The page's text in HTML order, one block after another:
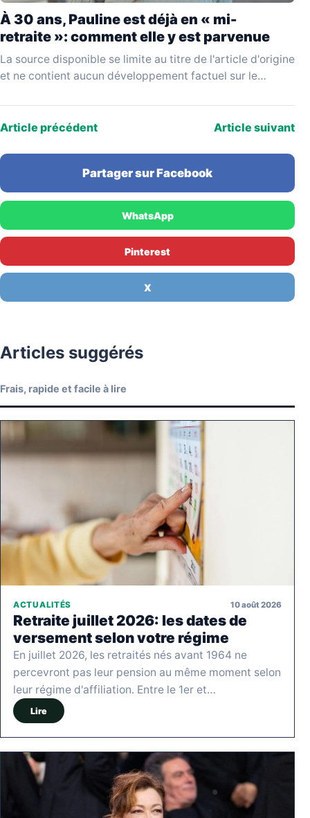
À 30 ans, Pauline est déjà en « mi-
retraite »: comment elle y est parvenue
La source disponible se limite au titre de l'article d'origine
et ne contient aucun développement factuel sur le
Article précédent Article suivant
Partager sur Facebook
WhatsApp
Pinterest
X
Articles suggérés
Frais, rapide et facile à lire
ACTUALITÉS 10 août 2026
Retraite juillet 2026: les dates de
versement selon votre régime
En juillet 2026, les retraités nés avant 1964 ne
percevront pas leur pension au même moment selon
leur régime d'affiliation. Entre le 1er et…
Lire